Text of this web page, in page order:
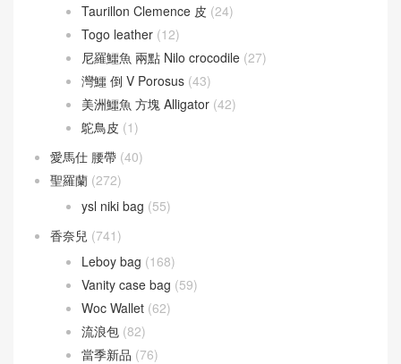
Taurillon Clemence 皮 (24)
Togo leather (12)
尼羅鱷魚 兩點 Nilo crocodile (27)
灣鱷 倒 V Porosus (43)
美洲鱷魚 方塊 Alligator (42)
鴕鳥皮 (1)
愛馬仕 腰帶 (40)
聖羅蘭 (272)
ysl niki bag (55)
香奈兒 (741)
Leboy bag (168)
Vanity case bag (59)
Woc Wallet (62)
流浪包 (82)
當季新品 (76)